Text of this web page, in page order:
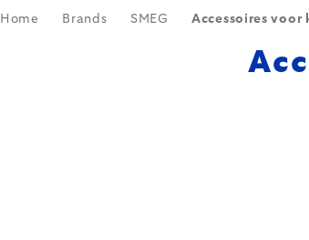
Home Brands SMEG Accessoires voor